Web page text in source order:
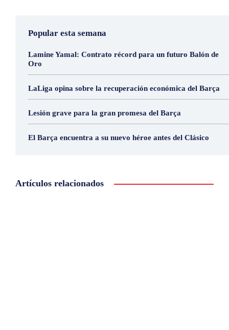
Popular esta semana
Lamine Yamal: Contrato récord para un futuro Balón de
Oro
LaLiga opina sobre la recuperación económica del Barça
Lesión grave para la gran promesa del Barça
El Barça encuentra a su nuevo héroe antes del Clásico
Artículos relacionados